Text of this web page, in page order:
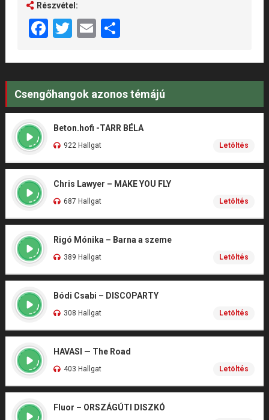
Részvétel:
Facebook
Twitter
EmailShare
Csengőhangok azonos témájú
Beton.hofi -TARR BÉLA
922 Hallgat Letöltés
Chris Lawyer – MAKE YOU FLY
687 Hallgat Letöltés
Rigó Mónika – Barna a szeme
389 Hallgat Letöltés
Bódi Csabi – DISCOPARTY
308 Hallgat Letöltés
HAVASI — The Road
403 Hallgat Letöltés
Fluor – ORSZÁGÚTI DISZKÓ